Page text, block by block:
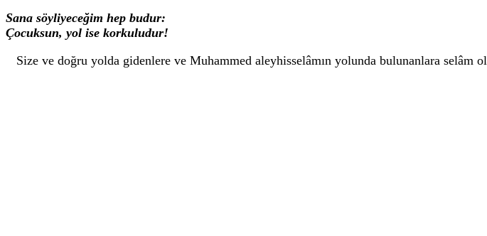
Sana söyliyeceğim hep budur:
Çocuksun, yol ise korkuludur!
Size ve doğru yolda gidenlere ve Muhammed aleyhisselâmın yolunda bulunanlara selâm